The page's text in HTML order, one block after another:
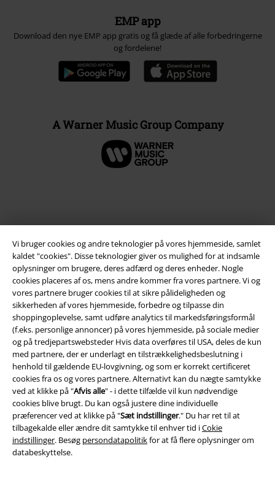
Vi bruger cookies og andre teknologier på vores hjemmeside, samlet
kaldet "cookies". Disse teknologier giver os mulighed for at indsamle
oplysninger om brugere, deres adfærd og deres enheder. Nogle
cookies placeres af os, mens andre kommer fra vores partnere. Vi og
vores partnere bruger cookies til at sikre pålideligheden og
sikkerheden af ​​vores hjemmeside, forbedre og tilpasse din
shoppingoplevelse, samt udføre analytics til markedsføringsformål
(f.eks. personlige annoncer) på vores hjemmeside, på sociale medier
og på tredjepartswebsteder Hvis data overføres til USA, deles de kun
med partnere, der er underlagt en tilstrækkelighedsbeslutning i
henhold til gældende EU-lovgivning, og som er korrekt certificeret
cookies fra os og vores partnere. Alternativt kan du nægte samtykke
ved at klikke på "Afvis alle" - i dette tilfælde vil kun nødvendige
cookies blive brugt. Du kan også justere dine individuelle
præferencer ved at klikke på "Sæt indstillinger." Du har ret til at
tilbagekalde eller ændre dit samtykke til enhver tid iCokie
indstillinger. Besøg persondatapolitikfor at få flere oplysninger om
databeskyttelse.
EMP app
Download den nye EMP app gratis og få glæde af alle forbedringerne
og fordelene!
A Warner Music Group Company
Juridisk
Salgs-, medlems- & leveringsbetingelser
Om EMP Danmark
Persondatapolitik
Bortskaffelse af affald og miljøbeskyttelse
Overensstemmelseserklæring